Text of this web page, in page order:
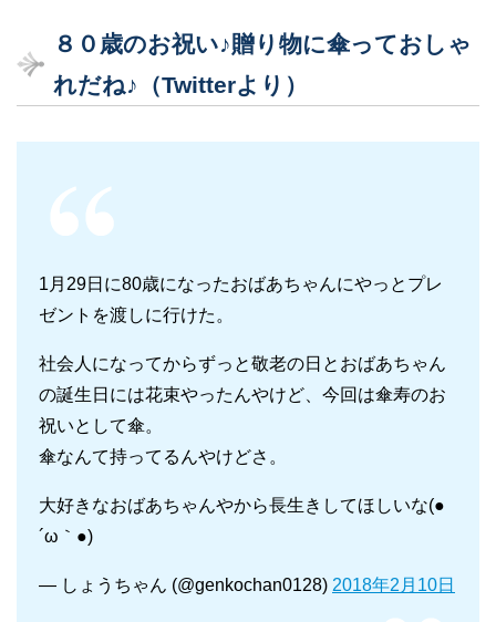
８０歳のお祝い♪贈り物に傘っておしゃ
れだね♪（Twitterより）
1月29日に80歳になったおばあちゃんにやっとプレ
ゼントを渡しに行けた。
社会人になってからずっと敬老の日とおばあちゃん
の誕生日には花束やったんやけど、今回は傘寿のお
祝いとして傘。
傘なんて持ってるんやけどさ。
大好きなおばあちゃんやから長生きしてほしいな(●
´ω｀●)
— しょうちゃん (@genkochan0128) 2018年2月10日